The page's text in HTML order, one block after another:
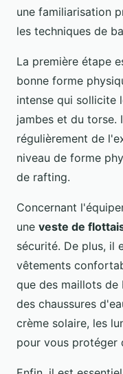
une familiarisation
les techniques de
La première étape
bonne forme
intense qui sollicite
jambes et du torse.
régulièrement de
niveau de forme
de rafting.
Concernant
une veste de
sécurité. De plus, il
vêtements
que des maillots de
des chaussures
crème solaire, les
pour vous protéger